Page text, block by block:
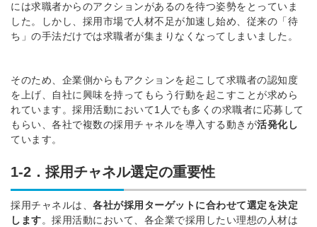
には求職者からのアクションがあるのを待つ姿勢をとっていま
した。しかし、採用市場で人材不足が加速し始め、従来の「待
ち」の手法だけでは求職者が集まりなくなってしまいました。
そのため、企業側からもアクションを起こして求職者の認知度
を上げ、自社に興味を持ってもらう行動を起こすことが求めら
れています。採用活動において1人でも多くの求職者に応募して
もらい、各社で複数の採用チャネルを導入する動きが活発化し
ています。
1-2．採用チャネル選定の重要性
採用チャネルは、 各社が採用ターゲットに合わせて選定を決定
します。 採用活動において、各企業で採用したい理想の人材は